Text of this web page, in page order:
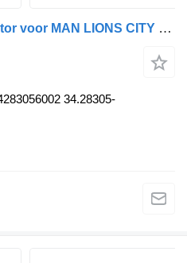
Maestronic 14543-67 monitor voor MAN LIONS CITY (01.04-) bus
34.28305-